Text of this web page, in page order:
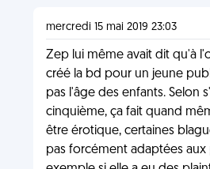
mercredi 15 mai 2019 23:03
Zep lui même avait dit qu'à
créé la bd pour un jeune
pas l'âge des enfants. Selon
cinquième, ça fait quand
être érotique, certaines
pas forcément adaptées aux